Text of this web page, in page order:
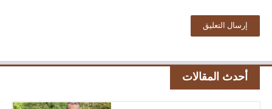
أحدث المقالات